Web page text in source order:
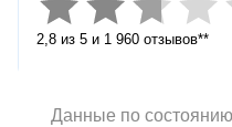
2,8 из 5 и 1 960 отзывов**
Данные по